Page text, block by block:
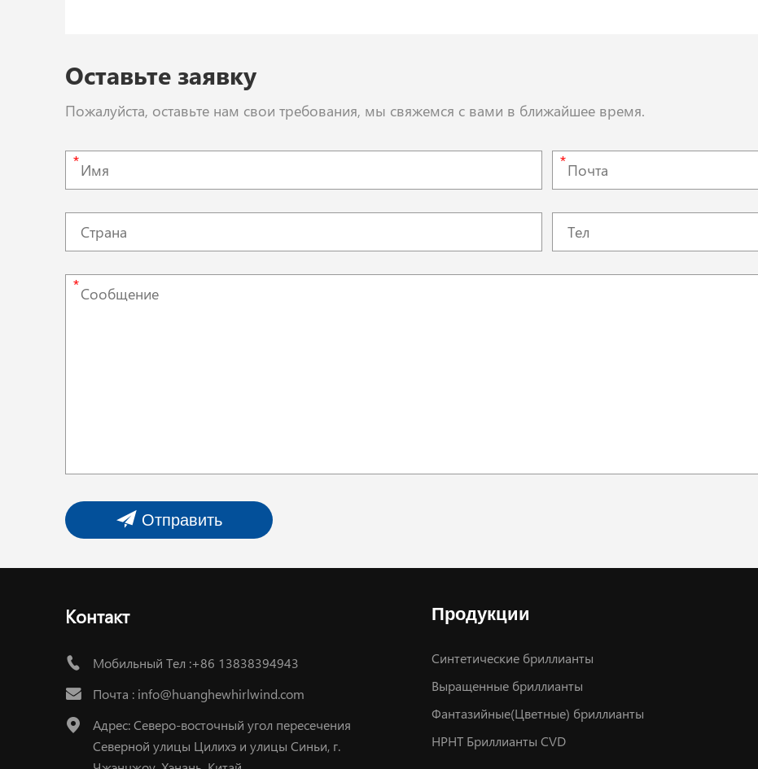
Оставьте заявку
Пожалуйста, оставьте нам свои требования, мы свяжемся с вами в ближайшее время.
* *
*
Отправить
Контакт
Мобильный Тел :+86 13838394943
Почта : info@huanghewhirlwind.com
Адрес: Северо-восточный угол пересечения
Северной улицы Цилихэ и улицы Синьи, г.
Продукции
Синтетические бриллианты
Выращенные бриллианты
Фантазийные(Цветные) бриллианты
HPHT Бриллианты CVD